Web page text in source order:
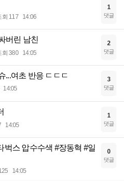
회 117 14:06
1
댓글
버린 남친
회 380 14:05
2
댓글
...여초 반응 ㄷㄷㄷ
14:05
3
댓글
14:05
1
댓글
벅스 압수수색 #장동혁 #일
14:05
0
댓글